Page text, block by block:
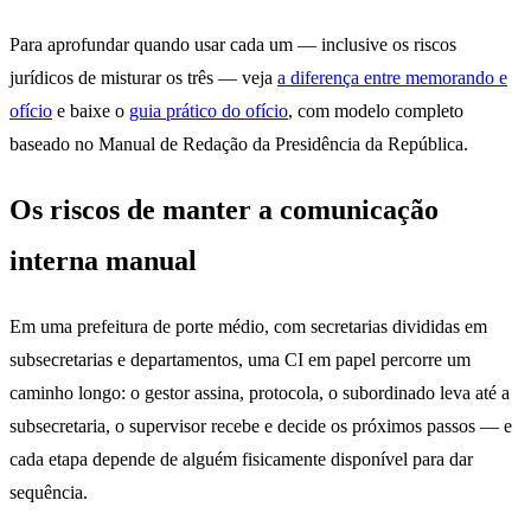
Para aprofundar quando usar cada um — inclusive os riscos
jurídicos de misturar os três — veja a diferença entre memorando e
ofício e baixe o guia prático do ofício, com modelo completo
baseado no Manual de Redação da Presidência da República.
Os riscos de manter a comunicação
interna manual
Em uma prefeitura de porte médio, com secretarias divididas em
subsecretarias e departamentos, uma CI em papel percorre um
caminho longo: o gestor assina, protocola, o subordinado leva até a
subsecretaria, o supervisor recebe e decide os próximos passos — e
cada etapa depende de alguém fisicamente disponível para dar
sequência.